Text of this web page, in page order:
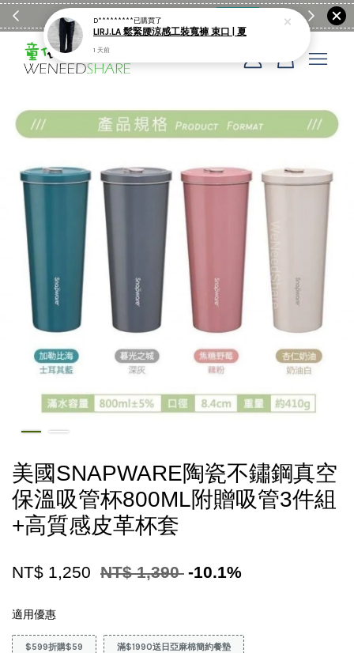
滿$1990送日亞麻棉簡約餐墊 童裝
美國SNAPWARE陶瓷不鏽鋼真空
保溫吸管杯800ML附贈吸管3件組
+高質感皮革杯套
NT$ 1,250 NT$ 1,390 -10.1%
適用優惠
$599折購$59 滿$1990送日亞麻棉簡約餐墊
您的購物車目前還是空的。
繼續購物
D*********已購買了
LIRJ.LA 鬆緊腰涼感工裝寬褲 束口 | 夏
1 天前